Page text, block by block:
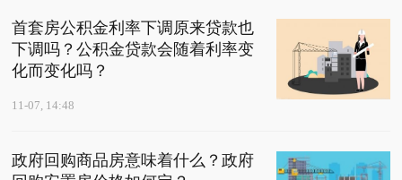
首套房公积金利率下调原来贷款也
下调吗？公积金贷款会随着利率变
化而变化吗？
11-07, 14:48
政府回购商品房意味着什么？政府